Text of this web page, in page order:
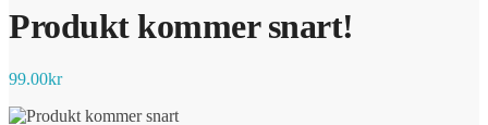
Produkt kommer snart!
99.00kr